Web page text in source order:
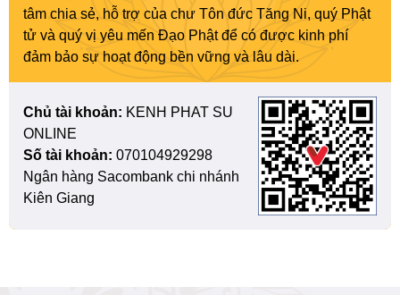
tâm chia sẻ, hỗ trợ của chư Tôn đức Tăng Ni, quý Phật
tử và quý vị yêu mến Đạo Phật để có được kinh phí
đảm bảo sự hoạt động bền vững và lâu dài.
Chủ tài khoản: KENH PHAT SU
ONLINE
Số tài khoản: 070104929298
Ngân hàng Sacombank chi nhánh
Kiên Giang